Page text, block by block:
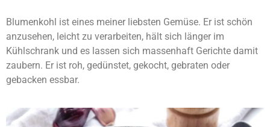
Blumenkohl ist eines meiner liebsten Gemüse. Er ist schön
anzusehen, leicht zu verarbeiten, hält sich länger im
Kühlschrank und es lassen sich massenhaft Gerichte damit
zaubern. Er ist roh, gedünstet, gekocht, gebraten oder
gebacken essbar.